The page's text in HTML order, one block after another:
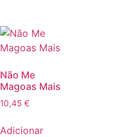
Não Me
Magoas Mais
10,45 €
Adicionar